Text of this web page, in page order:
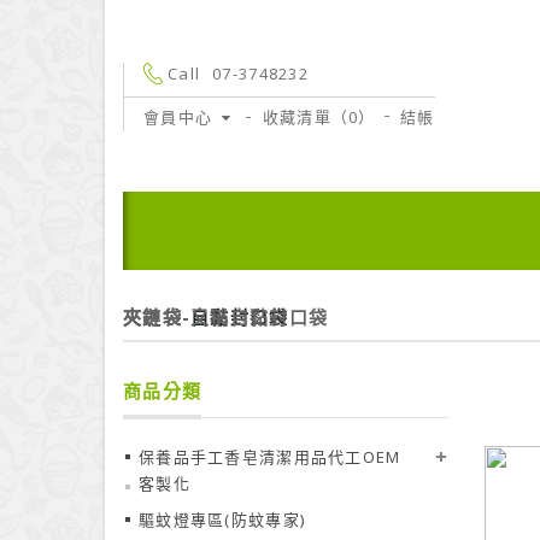
Call
07-3748232
會員中心
收藏清單（0） 結帳
夾鏈袋-自黏封口袋
夾鏈袋-又稱自黏封口袋
商品分類
保養品手工香皂清潔用品代工OEM
客製化
驅蚊燈專區(防蚊專家)